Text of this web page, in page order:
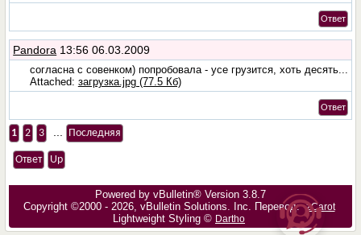
Ответ
Pandora 13:56 06.03.2009
согласна с совенком) попробовала - усе грузится, хоть десять...
Attached: загрузка.jpg (77.5 Кб)
Ответ
1 2 3 Последняя
Ответ Up
Powered by vBulletin® Version 3.8.7
Copyright ©2000 - 2026, vBulletin Solutions, Inc. Перевод: zCarot
Lightweight Styling © Dartho